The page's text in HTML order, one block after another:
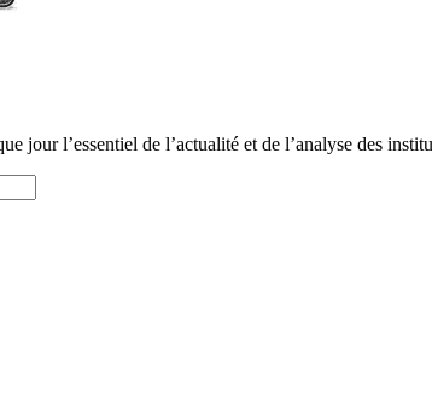
jour l’essentiel de l’actualité et de l’analyse des